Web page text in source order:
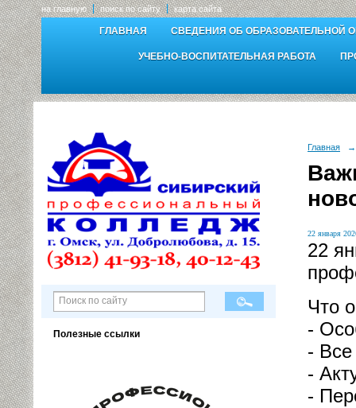
на главную поиск по сайту карта сайта
ГЛАВНАЯ СВЕДЕНИЯ ОБ ОБРАЗОВАТЕЛЬНОЙ
УЧЕБНО-ВОСПИТАТЕЛЬНАЯ РАБОТА
Полезные ссылки
Главная →
22 января
22
Что
-
- Все
-
-